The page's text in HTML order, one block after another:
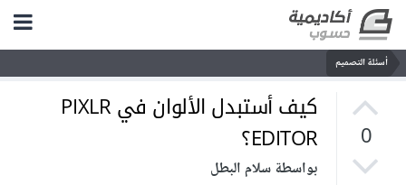
أسئلة التصميم
0
كيف أستبدل الألوان في PIXLR
EDITOR؟
بواسطة سلام البطل